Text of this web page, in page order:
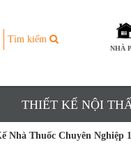
Tìm kiếm
NHÀ
THIẾT KẾ NỘI
Nhà Thuốc Chuyên Nghiệp